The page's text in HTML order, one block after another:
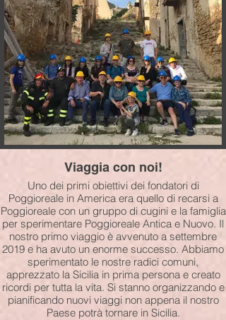
Viaggia con noi!
Uno dei primi obiettivi dei fondatori di
Poggioreale in America era quello di recarsi a
Poggioreale con un gruppo di cugini e la famiglia
per sperimentare Poggioreale Antica e Nuovo. Il
nostro primo viaggio è avvenuto a settembre
2019 e ha avuto un enorme successo. Abbiamo
sperimentato le nostre radici comuni,
apprezzato la Sicilia in prima persona e creato
ricordi per tutta la vita. Si stanno organizzando e
pianificando nuovi viaggi non appena il nostro
Paese potrà tornare in Sicilia.